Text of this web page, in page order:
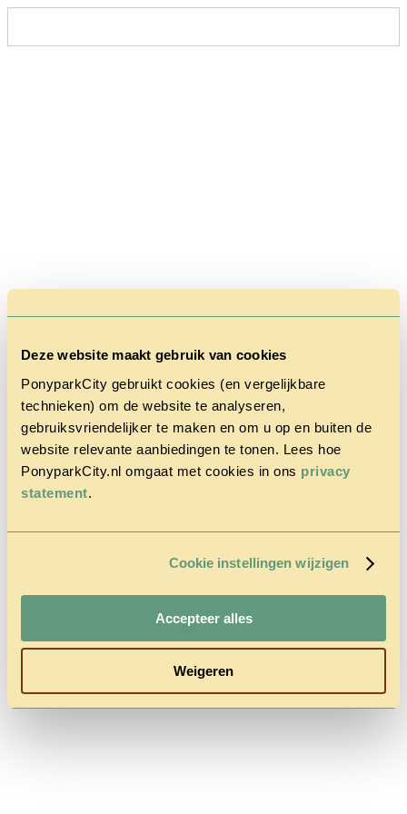
Deze website maakt gebruik van cookies
PonyparkCity gebruikt cookies (en vergelijkbare
technieken) om de website te analyseren,
gebruiksvriendelijker te maken en om u op en buiten de
website relevante aanbiedingen te tonen. Lees hoe
PonyparkCity.nl omgaat met cookies in ons privacy
statement.
Cookie instellingen wijzigen
Accepteer alles
Weigeren
Home
Der Park
House
Kontakt